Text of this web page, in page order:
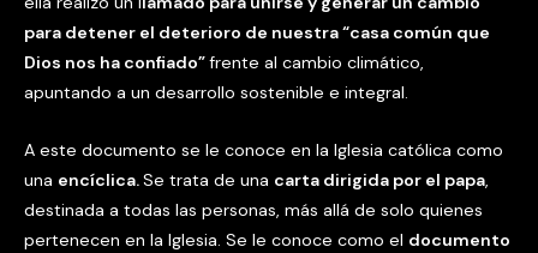
para detener el deterioro de nuestra “casa común que
Dios nos ha confiado”frente al cambio climático,
apuntando a un desarrollo sostenible e integral.
A este documento se le conoce en la Iglesia católica como
una encíclica.Se trata de una carta dirigida por el papa,
destinada a todas las personas, más allá de solo quienes
pertenecen en la Iglesia. Se le conoce como el documento